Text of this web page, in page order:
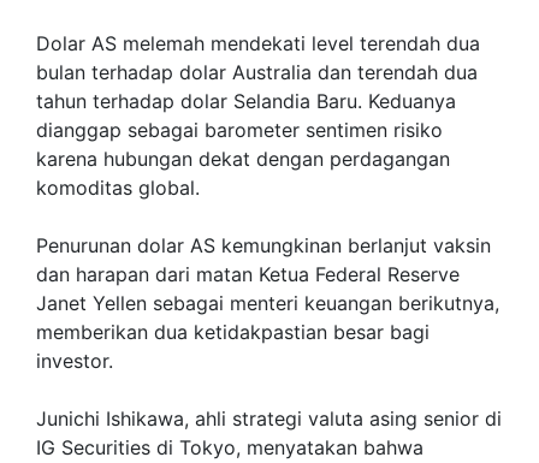
Dolar AS melemah mendekati level terendah dua
bulan terhadap dolar Australia dan terendah dua
tahun terhadap dolar Selandia Baru. Keduanya
dianggap sebagai barometer sentimen risiko
karena hubungan dekat dengan perdagangan
komoditas global.
Penurunan dolar AS kemungkinan berlanjut vaksin
dan harapan dari matan Ketua Federal Reserve
Janet Yellen sebagai menteri keuangan berikutnya,
memberikan dua ketidakpastian besar bagi
investor.
Junichi Ishikawa, ahli strategi valuta asing senior di
IG Securities di Tokyo, menyatakan bahwa